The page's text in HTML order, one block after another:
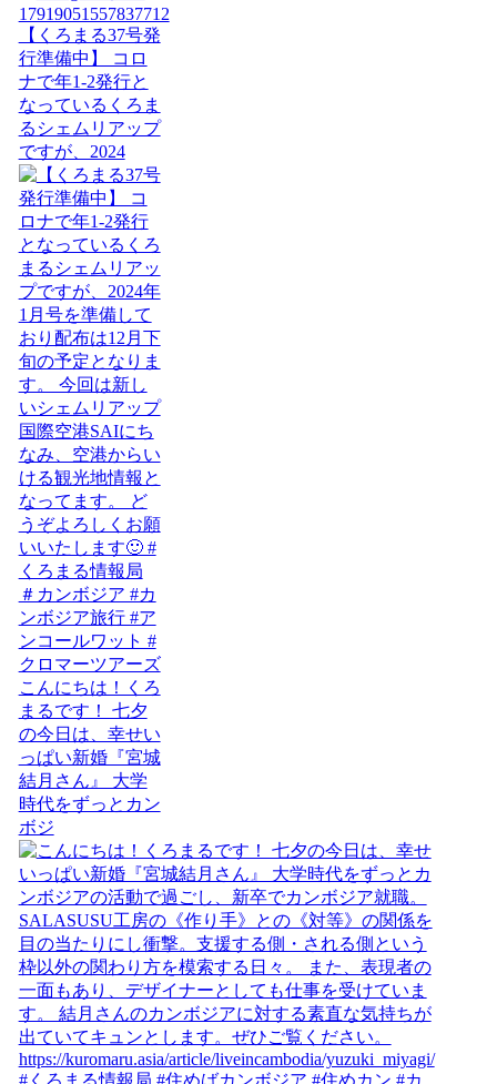
【くろまる37号発
行準備中】 コロ
ナで年1-2発行と
なっているくろま
るシェムリアップ
ですが、2024
こんにちは！くろ
まるです！ 七夕
の今日は、幸せい
っぱい新婚『宮城
結月さん』 大学
時代をずっとカン
ボジ